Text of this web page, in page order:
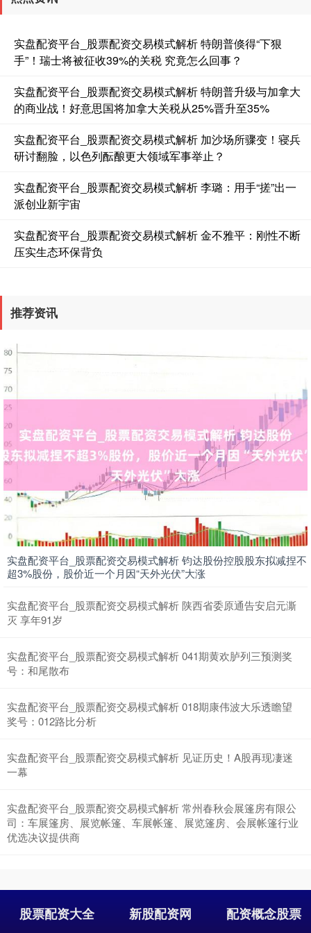
实盘配资平台_股票配资交易模式解析 特朗普倏得“下狠
手”！瑞士将被征收39%的关税 究竟怎么回事？
实盘配资平台_股票配资交易模式解析 特朗普升级与加拿大
的商业战！好意思国将加拿大关税从25%晋升至35%
实盘配资平台_股票配资交易模式解析 加沙场所骤变！寝兵
研讨翻脸，以色列酝酿更大领域军事举止？
实盘配资平台_股票配资交易模式解析 李璐：用手“搓”出一
派创业新宇宙
实盘配资平台_股票配资交易模式解析 金不雅平：刚性不断
压实生态环保背负
推荐资讯
实盘配资平台_股票配资交易模式解析 钧达股份控股股东拟减捏不
超3%股份，股价近一个月因“天外光伏”大涨
实盘配资平台_股票配资交易模式解析 陕西省委原通告安启元澌
灭 享年91岁
实盘配资平台_股票配资交易模式解析 041期黄欢胪列三预测奖
号：和尾散布
实盘配资平台_股票配资交易模式解析 018期康伟波大乐透瞻望
奖号：012路比分析
实盘配资平台_股票配资交易模式解析 见证历史！A股再现凄迷
一幕
实盘配资平台_股票配资交易模式解析 常州春秋会展篷房有限公
司：车展篷房、展览帐篷、车展帐篷、展览篷房、会展帐篷行业
优选决议提供商
股票配资大全 新股配资网 配资概念股票